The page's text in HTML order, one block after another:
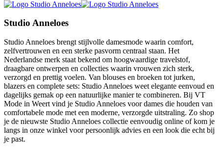
Studio Anneloes
Studio Anneloes brengt stijlvolle damesmode waarin comfort,
zelfvertrouwen en een sterke pasvorm centraal staan. Het
Nederlandse merk staat bekend om hoogwaardige travelstof,
draagbare ontwerpen en collecties waarin vrouwen zich sterk,
verzorgd en prettig voelen. Van blouses en broeken tot jurken,
blazers en complete sets: Studio Anneloes weet elegante eenvoud en
dagelijks gemak op een natuurlijke manier te combineren. Bij VT
Mode in Weert vind je Studio Anneloes voor dames die houden van
comfortabele mode met een moderne, verzorgde uitstraling. Zo shop
je de nieuwste Studio Anneloes collectie eenvoudig online of kom je
langs in onze winkel voor persoonlijk advies en een look die echt bij
je past.